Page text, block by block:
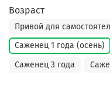
Возраст
Привой для
Саженец 1 года (осень)
Саженец 3 года